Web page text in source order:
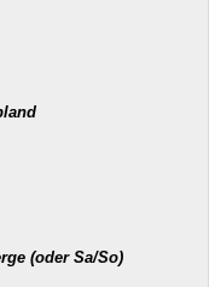
(oder Sa/So)